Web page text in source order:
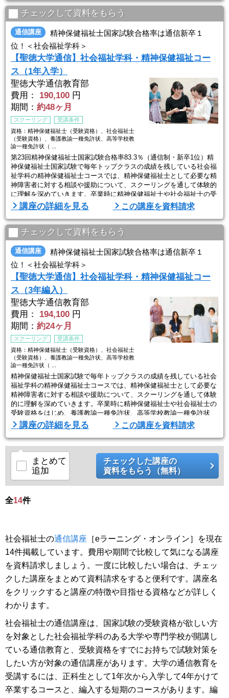
●２０２４年度精神保健福祉士合格者数１０年連続日本一（Ｖ１０）
達成！
●学習開始まで７５日余りです！！２０２６年度入学者、１月３１日
まで第８次募集受付中 ...
チェックして資料をもらう
通信講座
精神保健福祉士国家試験合格率は通信新卒１
位！＜社会福祉学科＞
【聖徳大学通信】社会福祉学科・精神保健福祉コー
ス（1年入学）
聖徳大学通信教育部
費用：
190,100 円
期間： 約48ヶ月
スクーリング
受講条件
資格：精神保健福祉士（受験資格）、社会福祉士
（受験資格）、養護教諭一種免許状、高等学校教
諭一種免許状（ ...
第23回精神保健福祉士国家試験合格率83.3％（通信制・新卒1位）精
神保健福祉士国家試験で毎年トップクラスの成績を残している社会福
祉学科の精神保健福祉士コースでは、精神保健福祉士として必要な精
神障害者に対する相談や援助について、スクーリングを通して体験的
に理解を深めていきます。卒業時に精神保健福祉士や社会福祉士の受
験資格をはじめ、養護教諭一種免許状、高等学校教諭一種免許状（福
祉）、准学校心理士、社会福祉主事（任用資格）、図書館司書資格、
学芸員など多彩な資格を取得することが可能。
○単位修得のため ...
講座の詳細を見る この講座を資料請求
チェックして資料をもらう
通信講座
精神保健福祉士国家試験合格率は通信新卒１
位！＜社会福祉学科＞
【聖徳大学通信】社会福祉学科・精神保健福祉コー
ス（3年編入）
聖徳大学通信教育部
費用：
194,100 円
期間： 約24ヶ月
スクーリング
受講条件
資格：精神保健福祉士（受験資格）、社会福祉士
（受験資格）、養護教諭一種免許状、高等学校教
諭一種免許状（ ...
精神保健福祉士国家試験で毎年トップクラスの成績を残している社会
福祉学科の精神保健福祉士コースでは、精神保健福祉士として必要な
精神障害者に対する相談や援助について、スクーリングを通して体験
的に理解を深めていきます。卒業時に精神保健福祉士や社会福祉士の
受験資格をはじめ、養護教諭一種免許状、高等学校教諭一種免許状
（福祉）、社会福祉主事（任用資格）、図書館司書資格、学芸員など
多彩な資格を取得することが可能。
○科目終了試験は自宅受験
○スクーリングはオンラインまたは松戸キャンパスで実施。夏5週間、
冬1 ...
講座の詳細を見る この講座を資料請求
まとめて
追加
チェックした講座の
資料をもらう（無料）
全14件
社会福祉士の通信講座 ［eラーニング・オンライン］を現在
14件掲載しています。費用や期間で比較して気になる講座
を資料請求しましょう。一度に比較したい場合は、チェッ
クした講座をまとめて資料請求をすると便利です。講座名
をクリックすると講座の特徴や目指せる資格などが詳しく
わかります。
社会福祉士の通信講座は、国家試験の受験資格が欲しい方
を対象とした社会福祉学科のある大学や専門学校が開講し
ている通信教育と、受験資格をすでにお持ちで試験対策を
したい方が対象の通信講座があります。大学の通信教育を
受講するには、正科生として1年次から入学して4年かけて
卒業するコースと、編入する短期のコースがあります。編